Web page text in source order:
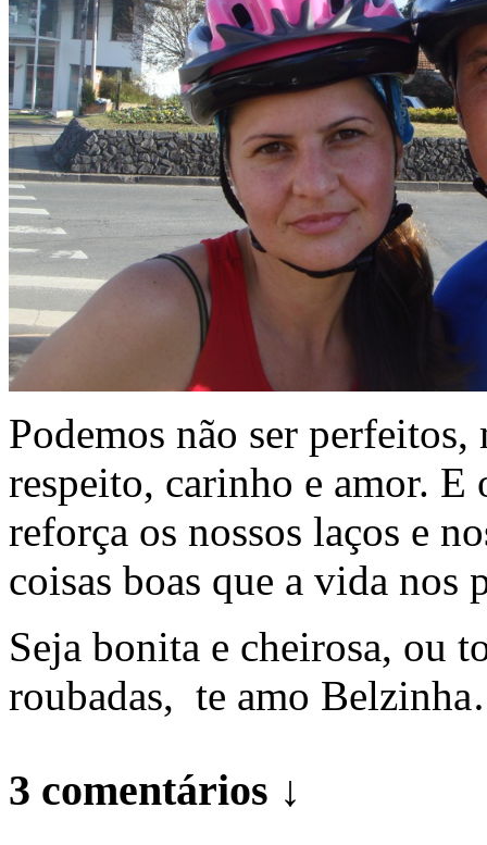
Podemos não ser
respeito, carinho e amor. E
reforça os nossos laços e
coisas boas que a vida nos
Seja bonita e cheirosa, ou
roubadas, te amo
3 comentários ↓